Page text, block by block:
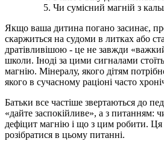
Чи сумісний магній з
Якщо ваша дитина погано засинає,
скаржиться на судоми в литках або
дратівливішою - це не завжди
школи. Іноді за цими сигналами
магнію. Мінералу, якого дітям
якого в сучасному раціоні часто
Батьки все частіше звертаються до
«дайте заспокійливе», а з питанням:
дефіцит магнію і що з цим робити.
розібратися в цьому питанні.